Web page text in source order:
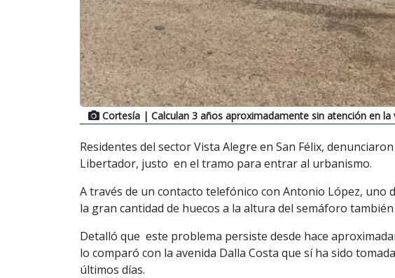
Cortesía | Calculan 3 años aproximadamente sin atención en la
Residentes del sector Vista Alegre en San Félix,
Libertador, justo en el tramo para entrar al urbanismo.
A través de un contacto telefónico con Antonio López, uno
la gran cantidad de huecos a la altura del semáforo
Detalló que este problema persiste desde hace
lo comparó con la avenida Dalla Costa que sí ha sido
últimos días.